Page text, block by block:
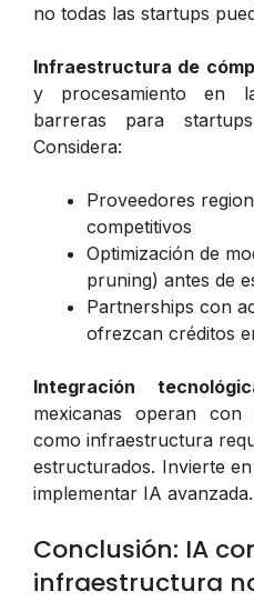
no todas las startups
Infraestructura de
y procesamiento en
barreras para
Considera:
Proveedores
competitivos
Optimización de
pruning) antes de
Partnerships con
ofrezcan créditos
Integración
mexicanas operan
como infraestructura
estructurados. Invierte en
implementar IA avanzada.
Conclusión: IA
infraestructura